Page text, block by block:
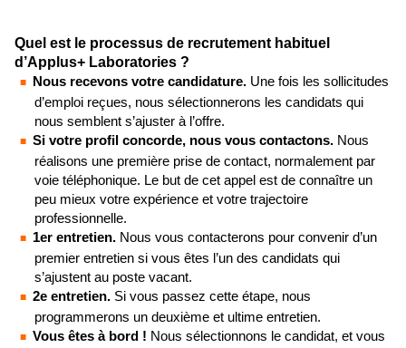
Quel est le processus de recrutement habituel
d’Applus+ Laboratories ?
Nous recevons votre candidature. Une fois les sollicitudes
d’emploi reçues, nous sélectionnerons les candidats qui
nous semblent s’ajuster à l’offre.
Si votre profil concorde, nous vous contactons. Nous
réalisons une première prise de contact, normalement par
voie téléphonique. Le but de cet appel est de connaître un
peu mieux votre expérience et votre trajectoire
professionnelle.
1er entretien. Nous vous contacterons pour convenir d’un
premier entretien si vous êtes l’un des candidats qui
s’ajustent au poste vacant.
2e entretien. Si vous passez cette étape, nous
programmerons un deuxième et ultime entretien.
Vous êtes à bord ! Nous sélectionnons le candidat, et vous